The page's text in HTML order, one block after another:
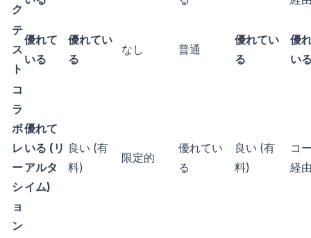
ク
テ
ス
ト
優れて
いる
優れてい
る
なし 普通
優れてい
る
優
い
コ
ラ
ボ
レ
ー
シ
ョ
ン
優れて
いる (リ
アルタ
イム)
良い (有
料)
限定的
優れてい
る
良い (有
料)
コ
経